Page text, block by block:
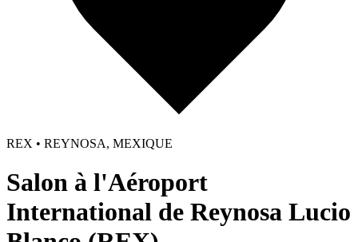
REX • REYNOSA, MEXIQUE
Salon à l'Aéroport
International de Reynosa Lucio